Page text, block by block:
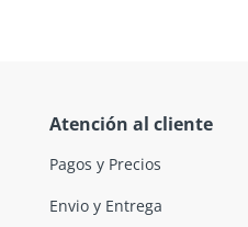
Atención al cliente
Pagos y Precios
Envio y Entrega